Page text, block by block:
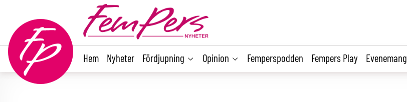
Hem Nyheter Fördjupning Opinion Femperspodden Fempers Play Evenemang